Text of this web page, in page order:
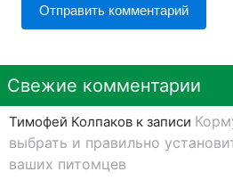
Свежие комментарии
Тимофей Колпаков к записи
выбрать и правильно
ваших питомцев